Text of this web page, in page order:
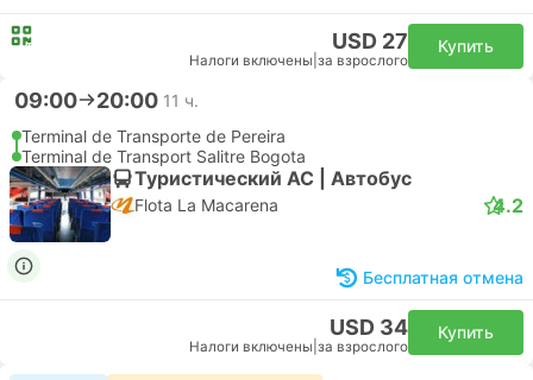
USD 27
Налоги включены за взрослого
Купить
09:00 20:00 11 ч.
Terminal de Transporte de Pereira
Terminal de Transport Salitre Bogota
Туристический AC | Автобус
Flota La Macarena 4.2
Бесплатная отмена
USD 34
Налоги включены за взрослого
Купить